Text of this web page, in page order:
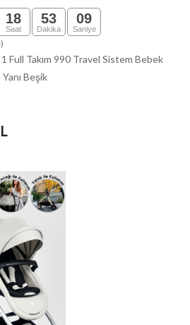
18
Saat
53
Dakika
08
Saniye
Full Takım 990 Travel Sistem Bebek
Beşik